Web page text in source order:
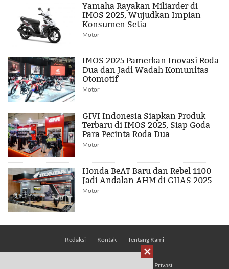
Yamaha Rayakan Miliarder di
IMOS 2025, Wujudkan Impian
Konsumen Setia
Motor
IMOS 2025 Pamerkan Inovasi Roda
Dua dan Jadi Wadah Komunitas
Otomotif
Motor
GIVI Indonesia Siapkan Produk
Terbaru di IMOS 2025, Siap Goda
Para Pecinta Roda Dua
Motor
Honda BeAT Baru dan Rebel 1100
Jadi Andalan AHM di GIIAS 2025
Motor
Redaksi Kontak Tentang Kami
Kebijakan Privasi
